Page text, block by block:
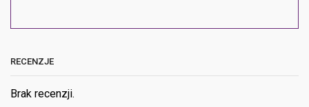
RECENZJE
Brak recenzji.